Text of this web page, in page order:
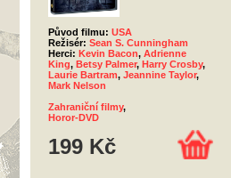
Původ filmu: USA
Režisér: Sean S. Cunningham
Herci: Kevin Bacon, Adrienne
King, Betsy Palmer, Harry Crosby,
Laurie Bartram, Jeannine Taylor,
Mark Nelson
Zahraniční filmy,
Horor-DVD
199 Kč